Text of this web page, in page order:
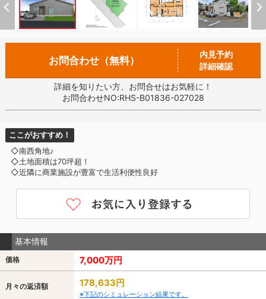
お問合わせ（無料）
内見予約
詳細確認
詳細を知りたい方、お問合せはお気軽に！
お問合わせNO:RHS-B01836-027028
ここがおすすめ！
◇南西角地♪
◇土地面積は70坪超！
◇近隣に商業施設が豊富で生活利便性良好
基本情報
価格 7,000万円
月々の返済額 178,633円
※下記のシミュレーション結果です。